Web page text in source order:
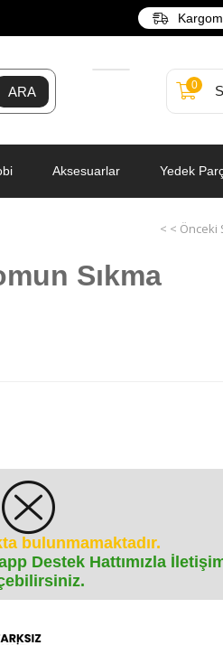
0
Aksesuarlar Yedek
< < Önceki
Sıkma
bulunmamaktadır.
Destek Hattımızla